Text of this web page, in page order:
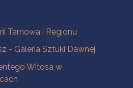
Tarnowa i Regionu
- Galeria Sztuki Dawnej
Witosa w